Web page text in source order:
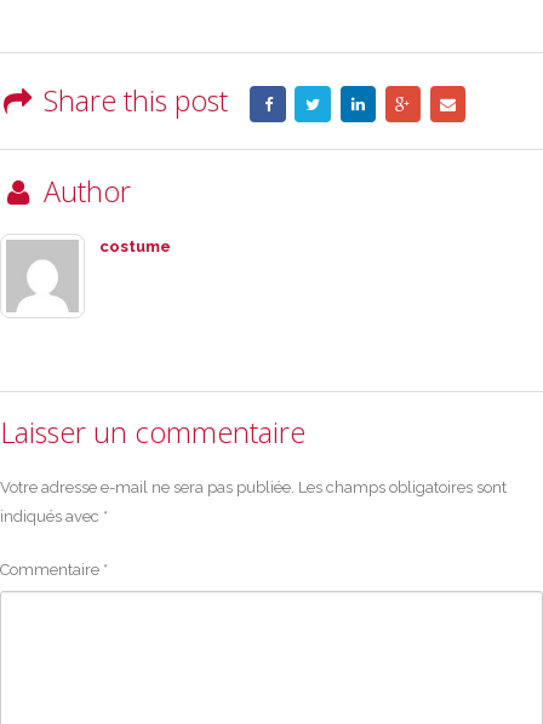
Share this post
Author
costume
Laisser un commentaire
Votre adresse e-mail ne sera pas publiée. Les champs obligatoires sont
indiqués avec *
Commentaire *